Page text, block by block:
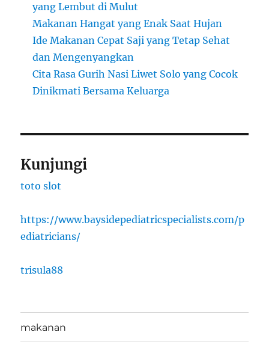
yang Lembut di Mulut
Makanan Hangat yang Enak Saat Hujan
Ide Makanan Cepat Saji yang Tetap Sehat
dan Mengenyangkan
Cita Rasa Gurih Nasi Liwet Solo yang Cocok
Dinikmati Bersama Keluarga
Kunjungi
toto slot
https://www.baysidepediatricspecialists.com/p
ediatricians/
trisula88
makanan